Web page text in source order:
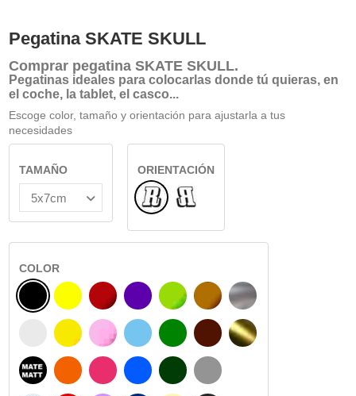
Pegatina SKATE SKULL
Comprar pegatina SKATE SKULL.
Pegatinas ideales para colocarlas donde tú quieras, en
el coche, la tablet, el casco...
Escoge color, tamaño y orientación para ajustarla a tus
necesidades
TAMAÑO
ORIENTACIÓN
NormalReflejado
COLOR
NEGRO
BLANCO
NEGRO MATE
AMARILLO
AMARILLO SENAL
NARANJA
BURDEOS
ROSA
FUCSIA
MORADO
AZUL CIELO
AZUL
VERDE CLARO
VERDE
VERDE OSCURO
AVELLANA
CHOCOLATE
GRIS
PLATA
ORO